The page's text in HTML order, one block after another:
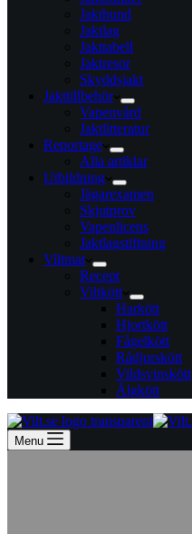
Jakthund
Jaktlag
Jakttabell
Jaktresor
Skyddsjakt
Jakttillbehör
Vapenvård
Jaktlitteratur
Reportage
Alla artiklar
Utbildning
Jägarexamen
Skjutprov
Vapenlicens
Jaktlagstiftning
Viltmat
Recept
Viltkött
Harkött
Hjortkött
Fågelkött
Rådjurskött
Vildsvinskött
Älgkött
Menu